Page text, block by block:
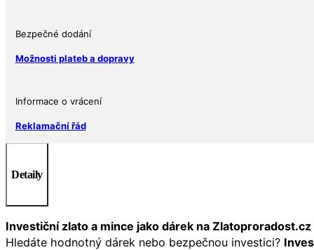
Bezpečné dodání
Možnosti plateb a dopravy
Informace o vrácení
Reklamační řád
Detaily
Investiční zlato a mince jako dárek na Zlatoproradost.cz
Hledáte hodnotný dárek nebo bezpečnou investici?